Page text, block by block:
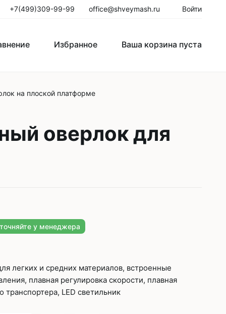
+7(499)309-99-99 office@shveymash.ru Войти
Избранное Ваша корзина пуста
стежка Колонковые швейные машины
Закрепочные швейные машины
швейных машин
швейных машин
Grand
Racing
на плоской платформе
оверлок для
у менеджера
легких и средних материалов, встроенные
плавная регулировка скорости, плавная
транспортера, LED светильник